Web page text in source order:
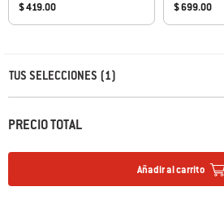
$ 419.00 $ 699.00
TUS SELECCIONES (1)
PRECIO TOTAL
Añadir al carrito